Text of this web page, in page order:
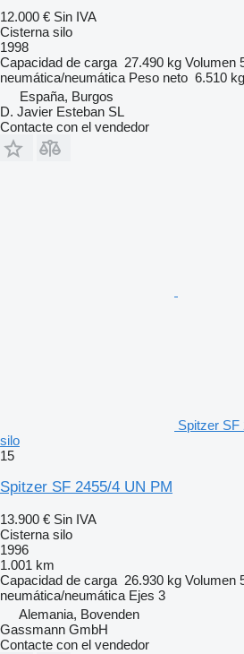
12.000 € Sin IVA
Cisterna silo
1998
Capacidad de carga 27.490 kg Volumen
neumática/neumática Peso neto 6.510 kg
España, Burgos
D. Javier Esteban SL
Contacte con el vendedor
Spitzer SF
silo
15
Spitzer SF 2455/4 UN PM
13.900 € Sin IVA
Cisterna silo
1996
1.001 km
Capacidad de carga 26.930 kg Volumen
neumática/neumática Ejes 3
Alemania, Bovenden
Gassmann GmbH
Contacte con el vendedor